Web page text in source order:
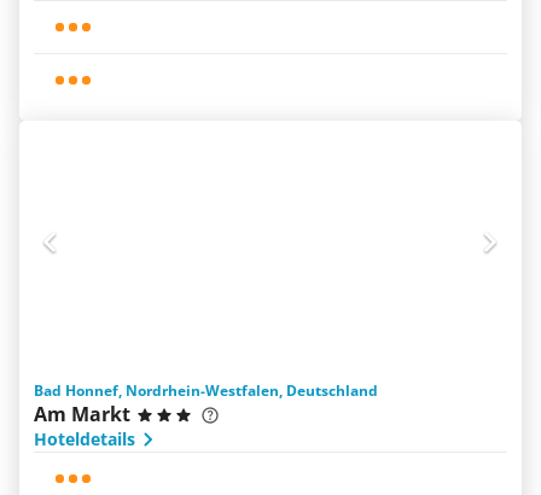
Bad Honnef, Nordrhein-Westfalen, Deutschland
Am Markt
Hoteldetails